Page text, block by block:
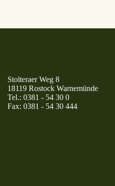
Stolteraer Weg 8
18119 Rostock Warnemünde
Tel.: 0381 - 54 30 0
Fax: 0381 - 54 30 444